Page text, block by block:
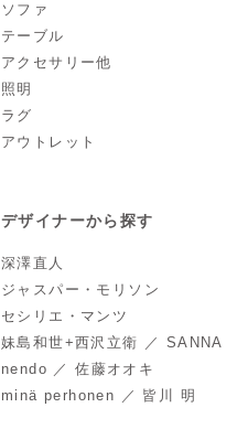
ソファ
テーブル
アクセサリー他
照明
ラグ
アウトレット
デザイナーから探す
深澤直人
ジャスパー・モリソン
セシリエ・マンツ
妹島和世+西沢立衛 ／ SANNA
nendo ／ 佐藤オオキ
minä perhonen ／ 皆川 明